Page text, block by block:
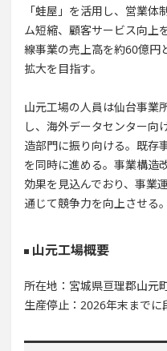
「蛙屋」を活用し、営業
ム短縮、顧客サービス向上
線事業の売上高を約60億円
拡大を目指す。
山元工場の人員は仙台事業
し、海外データセンター向
造部門に振り向ける。既存
を同時に進める。事業構造
効果を見込んでおり、事業
通じて競争力を向上させる。
山元工場概要
所在地：宮城県亘理郡山元
生産停止：2026年末まで